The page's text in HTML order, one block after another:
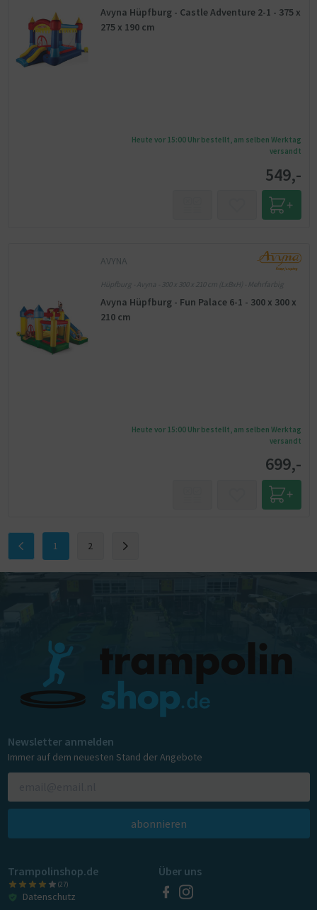
Avyna Hüpfburg - Castle Adventure 2-1 - 375 x
275 x 190 cm
Heute vor 15:00 Uhr bestellt, am selben Werktag
versandt
549,-
AVYNA
Hüpfburg - Avyna - 300 x 300 x 210 cm (LxBxH) - Mehrfarbig
Avyna Hüpfburg - Fun Palace 6-1 - 300 x 300 x
210 cm
Heute vor 15:00 Uhr bestellt, am selben Werktag
versandt
699,-
1 2
Newsletter anmelden
Immer auf dem neuesten Stand der Angebote
abonnieren
Trampolinshop.de
(27)
Datenschutz
Über uns